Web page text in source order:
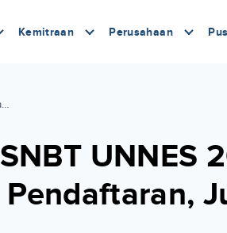
Kemitraan Perusahaan
SNBT UNNES 2023: Informasi, Pendaftaran, Jumlah Peminat
SNBT UNNES
Pendaftaran,